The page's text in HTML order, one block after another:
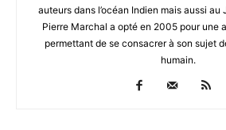
auteurs dans l’océan Indien mais aussi au
Pierre Marchal a opté en 2005 pour une
permettant de se consacrer à son sujet
humain.